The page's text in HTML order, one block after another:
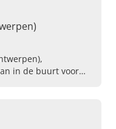
in de buurt voor